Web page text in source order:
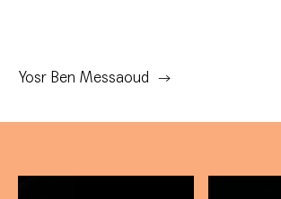
Yosr Ben Messaoud